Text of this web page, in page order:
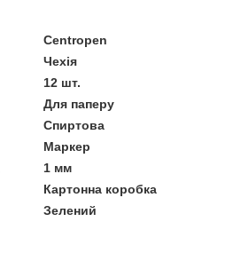
Centropen
Чехія
12 шт.
Для паперу
Спиртова
Маркер
1 мм
Картонна коробка
Зелений